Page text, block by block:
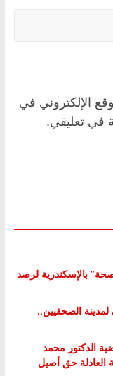
الإلكتروني في
في تعليقي.
بالإسكندرية لرصد
لمدينة الصحفيين..
الدكتور محمد
العادلة حق أصيل